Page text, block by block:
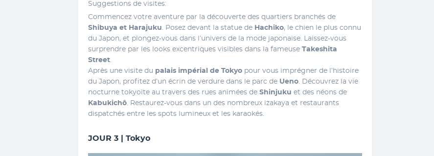
Suggestions de visites:
Shibuya et Harajuku. Posez devant la statue de Hachiko, le chien le plus connu
du Japon, et plongez-vous dans l’univers de la mode japonaise. Laissez-vous
surprendre par les looks excentriques visibles dans la fameuse Takeshita
Street.
Après une visite du palais impérial de Tokyo pour vous imprégner de l’histoire
du Japon, profitez d’un écrin de verdure dans le parc de Ueno. Découvrez la vie
nocturne tokyoïte au travers des rues animées de Shinjuku
Kabukichô. Restaurez-vous dans un des nombreux izakaya et restaurants
dispatchés entre les spots lumineux et les karaokés.
JOUR 3 | Tokyo